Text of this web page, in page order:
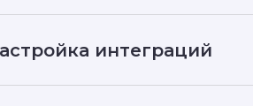
интеграций